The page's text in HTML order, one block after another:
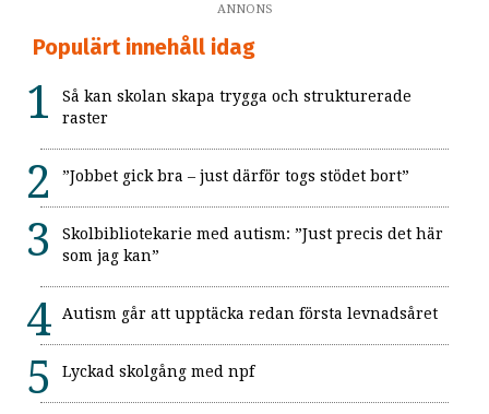
ANNONS
Populärt innehåll idag
Så kan skolan skapa trygga och strukturerade
raster
”Jobbet gick bra – just därför togs stödet bort”
Skolbibliotekarie med autism: ”Just precis det här
som jag kan”
Autism går att upptäcka redan första levnadsåret
Lyckad skolgång med npf